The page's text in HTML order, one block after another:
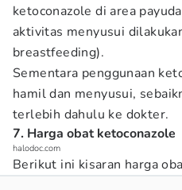
ketoconazole di area
aktivitas menyusui
breastfeeding).
Sementara penggunaan
hamil dan menyusui,
terlebih dahulu ke dokter.
7. Harga obat ketoconazole
halodoc.com
Berikut ini kisaran harga